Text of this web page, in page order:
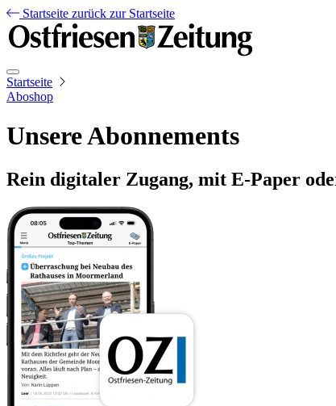
Startseite zurück zur Startseite
Startseite
Aboshop
Unsere Abonnements
Rein digitaler Zugang, mit E-Paper